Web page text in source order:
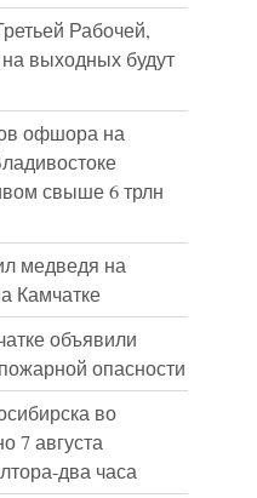
Рабочей,
выходных будут
офшора на
свыше 6 трлн
медведя на
Камчатке
объявили
опасности
во
7 августа
два часа